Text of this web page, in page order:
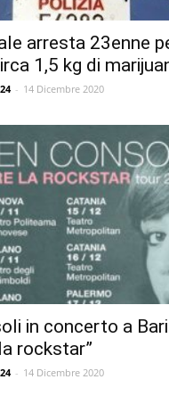
arresta 23enne
1,5 kg di
- 14 Dicembre 2020
in concerto a
rockstar”
- 14 Dicembre 2020